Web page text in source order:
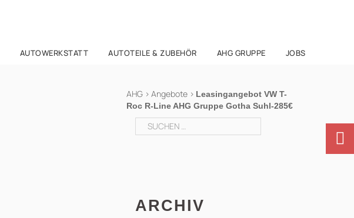
AUTOWERKSTATT AUTOTEILE & ZUBEHÖR AHG GRUPPE JOBS
AHG > Angebote > Leasingangebot VW T-
Roc R-Line AHG Gruppe Gotha Suhl-285€
Suchen
nach:
ARCHIV